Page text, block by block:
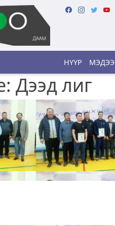
НҮҮР МЭДЭЭ
Дээд лиг